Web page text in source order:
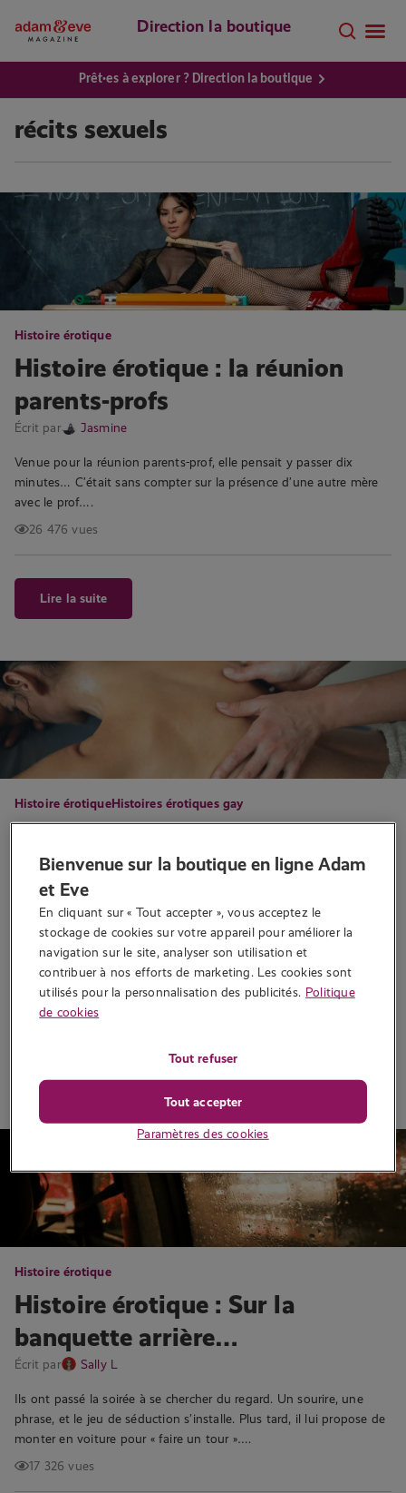
Direction la boutique
Prêt·es à explorer ? Direction la boutique
récits sexuels
Histoire érotique
Histoire érotique : la réunion
parents-profs
Écrit par Jasmine
Venue pour la réunion parents-prof, elle pensait y passer dix
minutes… C’était sans compter sur la présence d’une autre mère
avec le prof….
26 476 vues
Lire la suite
Histoire érotiqueHistoires érotiques gay
qui dérape
Écrit par Sally L
Un massage sensuel entre deux inconnues prend une tournure
électrique… jusqu’à devenir une expérience à trois aussi
inattendue qu’enivrante….
26 011 vues
Histoire érotique
Histoire érotique : Sur la
banquette arrière…
Écrit par Sally L
Ils ont passé la soirée à se chercher du regard. Un sourire, une
phrase, et le jeu de séduction s’installe. Plus tard, il lui propose de
monter en voiture pour « faire un tour »….
17 326 vues
Bienvenue sur la boutique en ligne Adam
et Eve
En cliquant sur « Tout accepter », vous acceptez le
stockage de cookies sur votre appareil pour améliorer la
navigation sur le site, analyser son utilisation et
contribuer à nos efforts de marketing. Les cookies sont
utilisés pour la personnalisation des publicités. Politique
de cookies
Paramètres des cookies
Tout refuser
Tout accepter